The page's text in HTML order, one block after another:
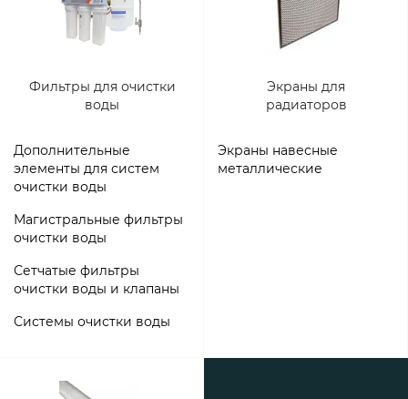
Фильтры для очистки
воды
Дополнительные
элементы для систем
очистки воды
Магистральные фильтры
очистки воды
Сетчатые фильтры
очистки воды и клапаны
Системы очистки воды
Экраны для
радиаторов
Экраны навесные
металлические